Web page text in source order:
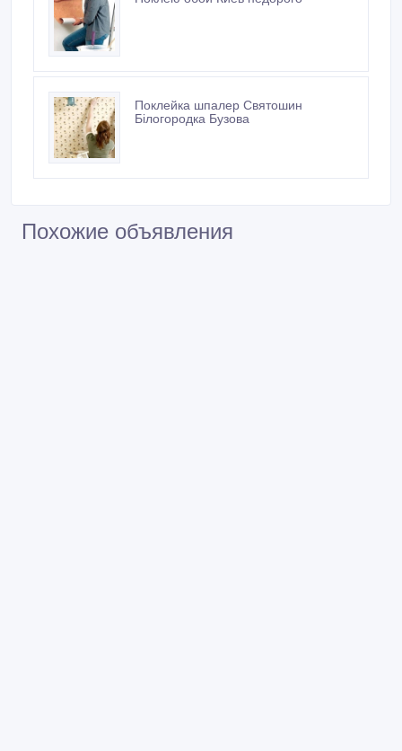
Поклейка шпалер Святошин
Білогородка Бузова
Похожие объявления